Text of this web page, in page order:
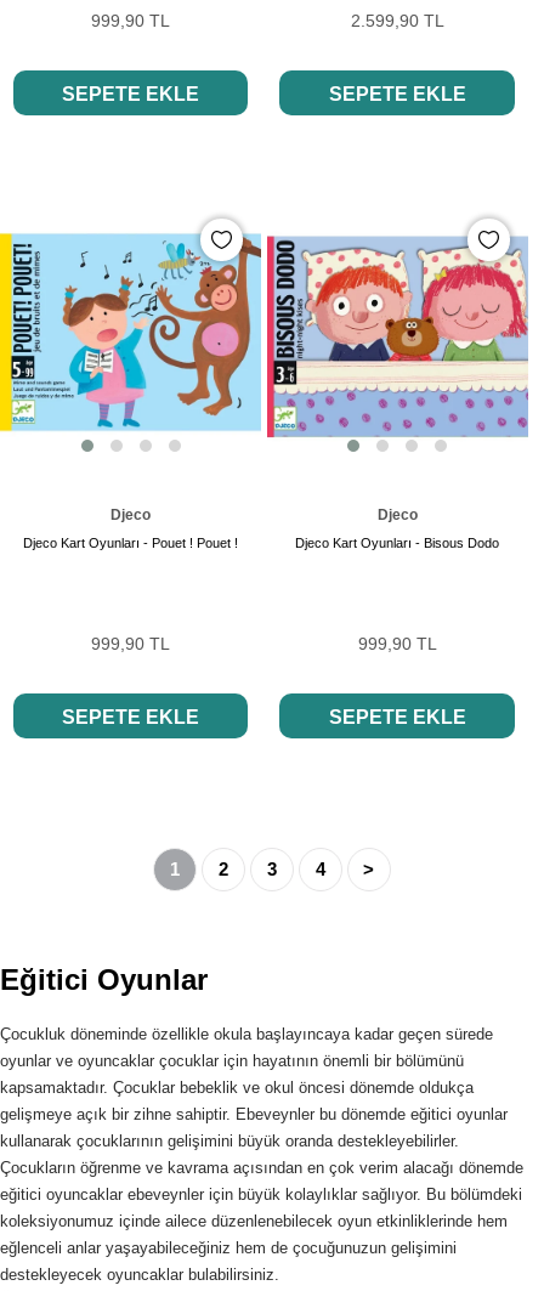
999,90 TL
SEPETE EKLE
2.599,90 TL
SEPETE EKLE
Djeco
Djeco Kart Oyunları - Pouet ! Pouet !
999,90 TL
SEPETE EKLE
Djeco
Djeco Kart Oyunları - Bisous Dodo
999,90 TL
SEPETE EKLE
1 2 3 4 >
Eğitici Oyunlar
Çocukluk döneminde özellikle okula başlayıncaya kadar geçen sürede
oyunlar ve oyuncaklar çocuklar için hayatının önemli bir bölümünü
kapsamaktadır. Çocuklar bebeklik ve okul öncesi dönemde oldukça
gelişmeye açık bir zihne sahiptir. Ebeveynler bu dönemde eğitici oyunlar
kullanarak çocuklarının gelişimini büyük oranda destekleyebilirler.
Çocukların öğrenme ve kavrama açısından en çok verim alacağı dönemde
eğitici oyuncaklar ebeveynler için büyük kolaylıklar sağlıyor. Bu bölümdeki
koleksiyonumuz içinde ailece düzenlenebilecek oyun etkinliklerinde hem
eğlenceli anlar yaşayabileceğiniz hem de çocuğunuzun gelişimini
destekleyecek oyuncaklar bulabilirsiniz.